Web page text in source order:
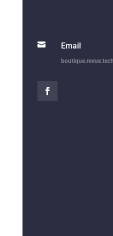
 Email